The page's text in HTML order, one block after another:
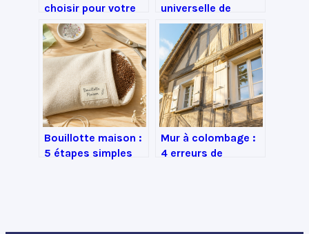
choisir pour votre
cuisine : matériaux,
entretien et erreurs
à éviter
universelle de
portail : comment
choisir et
programmer votre
modèle ?
Bouillotte maison :
5 étapes simples
Mur à colombage :
4 erreurs de